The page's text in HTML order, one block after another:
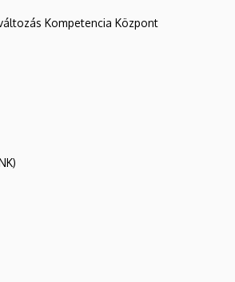
Kompetencia Központ